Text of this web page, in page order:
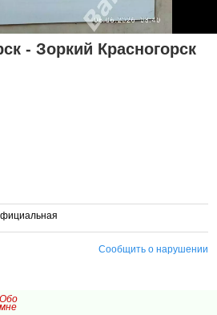
- Зоркий Красногорск
Сообщить о нарушении
Обо
мне